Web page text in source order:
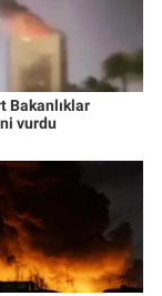
Bakanlıklar
vurdu